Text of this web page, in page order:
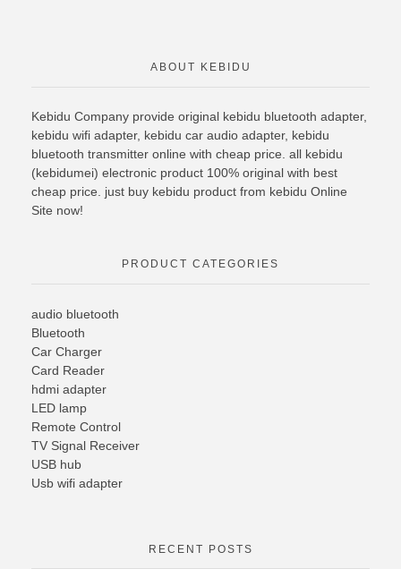
ABOUT KEBIDU
Kebidu Company provide original kebidu bluetooth adapter,
kebidu wifi adapter, kebidu car audio adapter, kebidu
bluetooth transmitter online with cheap price. all kebidu
(kebidumei) electronic product 100% original with best
cheap price. just buy kebidu product from kebidu Online
Site now!
PRODUCT CATEGORIES
audio bluetooth
Bluetooth
Car Charger
Card Reader
hdmi adapter
LED lamp
Remote Control
TV Signal Receiver
USB hub
Usb wifi adapter
RECENT POSTS